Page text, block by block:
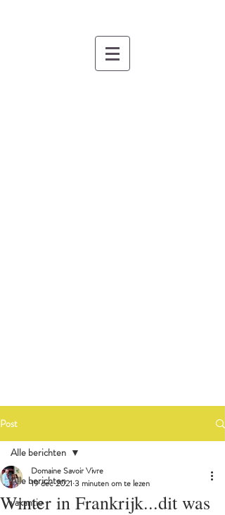
Post
Alle berichten
vakantie
Alle berichten
Winter in Frankrijk...dit was
Domaine Savoir Vivre
19 dec 2021 3 minuten om te lezen